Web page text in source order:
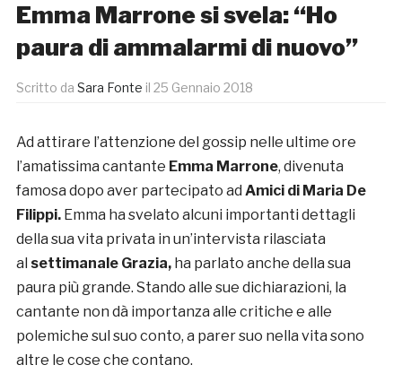
Emma Marrone si svela: “Ho
paura di ammalarmi di nuovo”
Scritto da Sara Fonte il 25 Gennaio 2018
Ad attirare l’attenzione del gossip nelle ultime ore
l’amatissima cantante Emma Marrone, divenuta
famosa dopo aver partecipato ad Amici di Maria De
Filippi. Emma ha svelato alcuni importanti dettagli
della sua vita privata in un’intervista rilasciata
al settimanale Grazia, ha parlato anche della sua
paura più grande. Stando alle sue dichiarazioni, la
cantante non dà importanza alle critiche e alle
polemiche sul suo conto, a parer suo nella vita sono
altre le cose che contano.